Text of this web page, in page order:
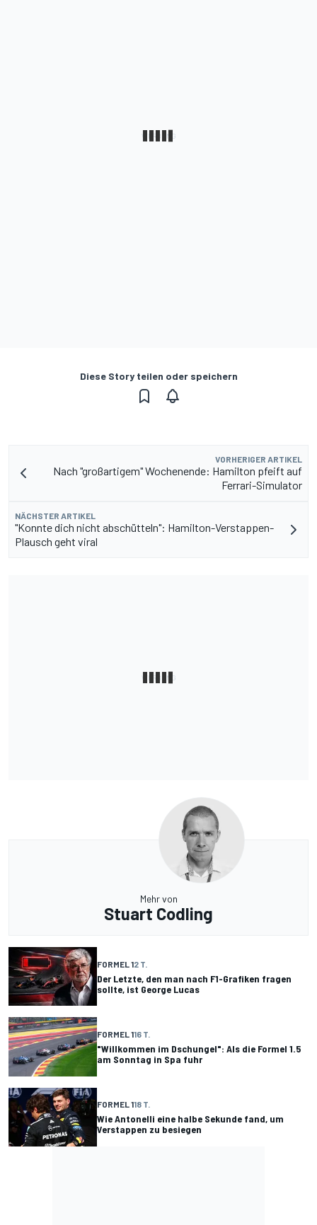
Diese Story teilen oder speichern
VORHERIGER ARTIKEL
Nach "großartigem" Wochenende: Hamilton pfeift auf
Ferrari-Simulator
NÄCHSTER ARTIKEL
"Konnte dich nicht abschütteln": Hamilton-Verstappen-
Plausch geht viral
Mehr von
Stuart Codling
FORMEL 12 T.
Der Letzte, den man nach F1-Grafiken fragen
sollte, ist George Lucas
FORMEL 116 T.
"Willkommen im Dschungel": Als die Formel 1.5
am Sonntag in Spa fuhr
FORMEL 118 T.
Wie Antonelli eine halbe Sekunde fand, um
Verstappen zu besiegen